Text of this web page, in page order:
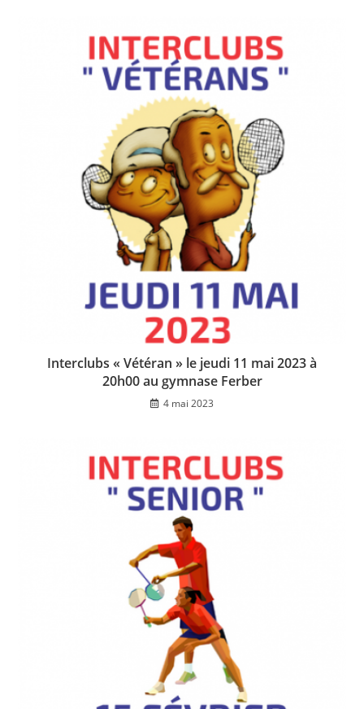
Interclubs « Vétéran » le jeudi 11 mai 2023 à
20h00 au gymnase Ferber
4 mai 2023